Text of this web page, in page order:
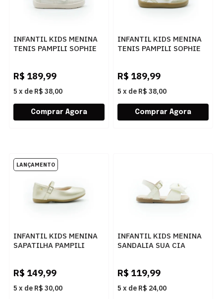
INFANTIL KIDS MENINA
TENIS PAMPILI SOPHIE
R$ 189,99
5 x de R$ 38,00
INFANTIL KIDS MENINA
TENIS PAMPILI SOPHIE
R$ 189,99
5 x de R$ 38,00
INFANTIL KIDS MENINA
SAPATILHA PAMPILI
R$ 149,99
5 x de R$ 30,00
INFANTIL KIDS MENINA
SANDALIA SUA CIA
R$ 119,99
5 x de R$ 24,00